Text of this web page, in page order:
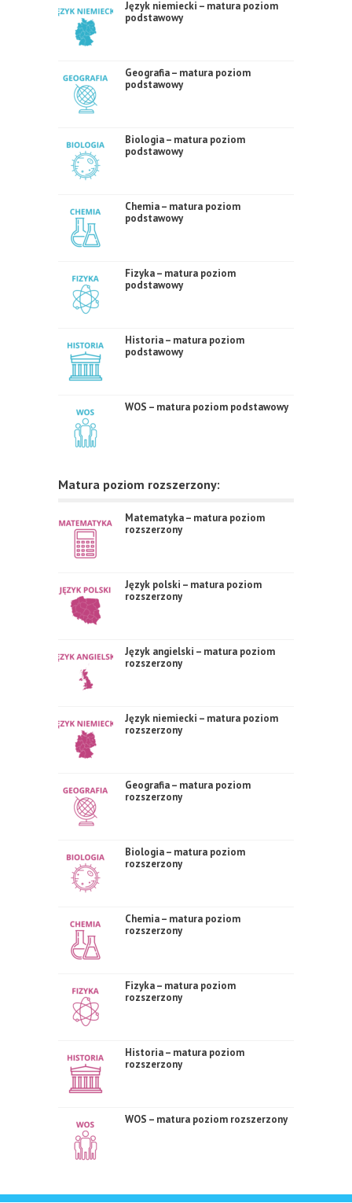
Język niemiecki – matura poziom
podstawowy
Geografia – matura poziom
podstawowy
Biologia – matura poziom
podstawowy
Chemia – matura poziom
podstawowy
Fizyka – matura poziom
podstawowy
Historia – matura poziom
podstawowy
WOS – matura poziom podstawowy
Matura poziom rozszerzony:
Matematyka – matura poziom
rozszerzony
Język polski – matura poziom
rozszerzony
Język angielski – matura poziom
rozszerzony
Język niemiecki – matura poziom
rozszerzony
Geografia – matura poziom
rozszerzony
Biologia – matura poziom
rozszerzony
Chemia – matura poziom
rozszerzony
Fizyka – matura poziom
rozszerzony
Historia – matura poziom
rozszerzony
WOS – matura poziom rozszerzony